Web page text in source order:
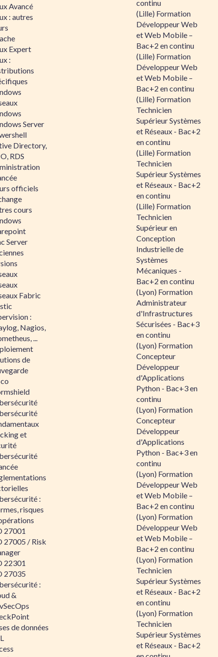
Avancé
: autres
Expert
:
Server
Directory,
RDS
officiels
cours
Server
Fabric
:
Nagios,
...
de
et
:
risques
27001
27005 / Risk
22301
27035
:
&
de données
continu
(Lille) Formation
Développeur Web
et Web Mobile –
Bac+2 en continu
(Lille) Formation
Développeur Web
et Web Mobile –
Bac+2 en continu
(Lille) Formation
Technicien
Supérieur Systèmes
et Réseaux - Bac+2
en continu
(Lille) Formation
Technicien
Supérieur Systèmes
et Réseaux - Bac+2
en continu
(Lille) Formation
Technicien
Supérieur en
Conception
Industrielle de
Systèmes
Mécaniques -
Bac+2 en continu
(Lyon) Formation
Administrateur
d'Infrastructures
Sécurisées - Bac+3
en continu
(Lyon) Formation
Concepteur
Développeur
d'Applications
Python - Bac+3 en
continu
(Lyon) Formation
Concepteur
Développeur
d'Applications
Python - Bac+3 en
continu
(Lyon) Formation
Développeur Web
et Web Mobile –
Bac+2 en continu
(Lyon) Formation
Développeur Web
et Web Mobile –
Bac+2 en continu
(Lyon) Formation
Technicien
Supérieur Systèmes
et Réseaux - Bac+2
en continu
(Lyon) Formation
Technicien
Supérieur Systèmes
et Réseaux - Bac+2